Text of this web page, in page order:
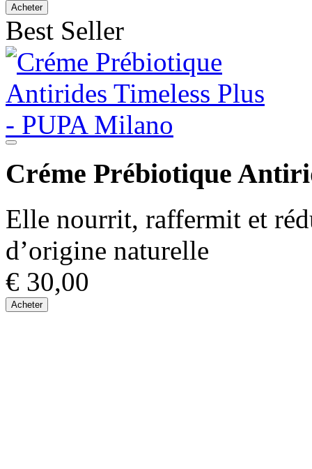
Acheter
Best Seller
Créme Prébiotique
Elle nourrit, raffermit et
d’origine naturelle
€ 30,00
Acheter